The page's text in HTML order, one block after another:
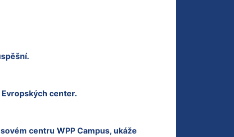
center.
centru WPP Campus, ukáže